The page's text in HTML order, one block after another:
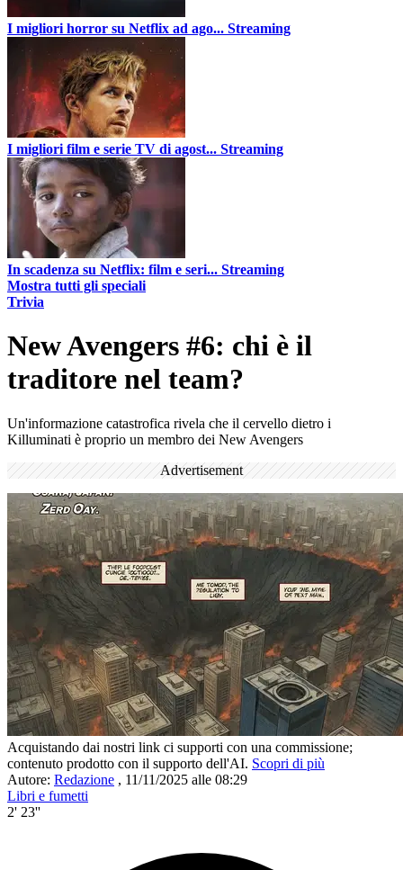
I migliori horror su Netflix ad ago... Streaming
I migliori film e serie TV di agost... Streaming
In scadenza su Netflix: film e seri... Streaming
Mostra tutti gli speciali
Trivia
New Avengers #6: chi è il
traditore nel team?
Un'informazione catastrofica rivela che il cervello dietro i
Killuminati è proprio un membro dei New Avengers
Advertisement
Acquistando dai nostri link ci supporti con una commissione;
contenuto prodotto con il supporto dell'AI. Scopri di più
Autore: Redazione , 11/11/2025 alle 08:29
Libri e fumetti
2' 23''